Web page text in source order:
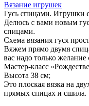
Вязание игрушек
Гусь спицами. Игрушки
Делюсь с вами новым
спицами.
Схема вязания гуся
Вяжем прямо двумя
вас надо только желание
Мастер-класс
Высота 38 см;
Это плоская вязка на
прямых спицах и сшила.